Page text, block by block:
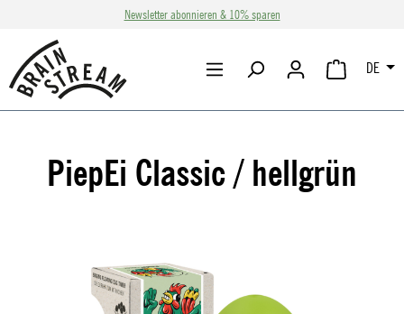
Zum Hauptinhalt springenNewsletter abonnieren & 10% sparen
DE
PiepEi Classic / hellgrün
Bildergalerie überspringen